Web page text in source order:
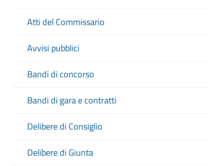
Atti del Commissario
Avvisi pubblici
Bandi di concorso
Bandi di gara e contratti
Delibere di Consiglio
Delibere di Giunta